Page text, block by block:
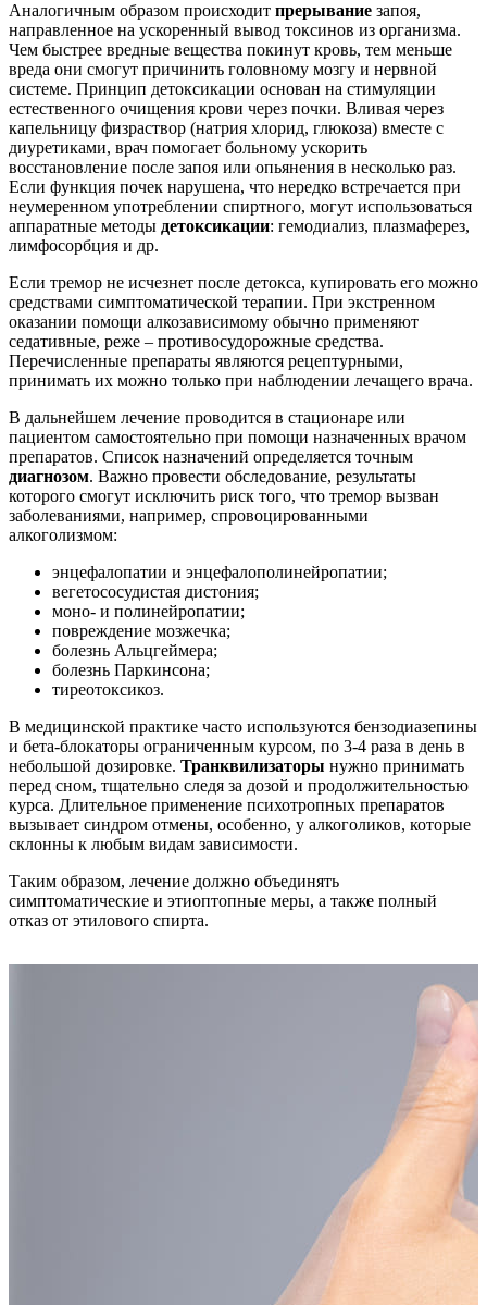
Аналогичным образом происходит прерывание запоя,
направленное на ускоренный вывод токсинов из организма.
Чем быстрее вредные вещества покинут кровь, тем меньше
вреда они смогут причинить головному мозгу и нервной
системе. Принцип детоксикации основан на стимуляции
естественного очищения крови через почки. Вливая через
капельницу физраствор (натрия хлорид, глюкоза) вместе с
диуретиками, врач помогает больному ускорить
восстановление после запоя или опьянения в несколько раз.
Если функция почек нарушена, что нередко встречается при
неумеренном употреблении спиртного, могут использоваться
аппаратные методы детоксикации: гемодиализ, плазмаферез,
лимфосорбция и др.
Если тремор не исчезнет после детокса, купировать его можно
средствами симптоматической терапии. При экстренном
оказании помощи алкозависимому обычно применяют
седативные, реже – противосудорожные средства.
Перечисленные препараты являются рецептурными,
принимать их можно только при наблюдении лечащего врача.
В дальнейшем лечение проводится в стационаре или
пациентом самостоятельно при помощи назначенных врачом
препаратов. Список назначений определяется точным
диагнозом. Важно провести обследование, результаты
которого смогут исключить риск того, что тремор вызван
заболеваниями, например, спровоцированными
алкоголизмом:
энцефалопатии и энцефалополинейропатии;
вегетососудистая дистония;
моно- и полинейропатии;
повреждение мозжечка;
болезнь Альцгеймера;
болезнь Паркинсона;
тиреотоксикоз.
В медицинской практике часто используются бензодиазепины
и бета-блокаторы ограниченным курсом, по 3-4 раза в день в
небольшой дозировке. Транквилизаторы нужно принимать
перед сном, тщательно следя за дозой и продолжительностью
курса. Длительное применение психотропных препаратов
вызывает синдром отмены, особенно, у алкоголиков, которые
склонны к любым видам зависимости.
Таким образом, лечение должно объединять
симптоматические и этиоптопные меры, а также полный
отказ от этилового спирта.